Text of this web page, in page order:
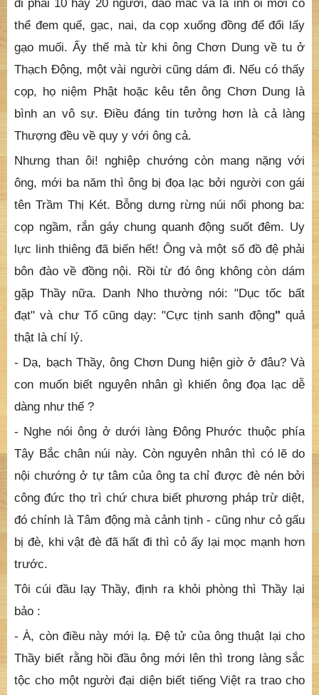
Động, khoảng giữa của dãy Trường Sơn, thuộc quận
Trà Bồng, Quảng Ngãi. Ở đó hằng đêm những rắn to
nhỏ, mầu sắc kỳ dị, đến trước cửa động ngóc đầu
nhìn vào như tuồng để nghe kinh. Kinh dứt, chúng tản
mác hết. Trước kia núi nầy cọp rừng hung dữ, đường
núi không ai dám đi. Chỉ có làng Thượng ở đó, mỗi khi
đi phải 10 hay 20 người, dáo mác và la inh ỏi mới có
thể đem quế, gạc, nai, da cọp xuống đồng để đổi lấy
gạo muối. Ấy thế mà từ khi ông Chơn Dung về tu ở
Thạch Động, một vài người cũng dám đi. Nếu có thấy
cọp, họ niệm Phật hoặc kêu tên ông Chơn Dung là
bình an vô sự. Điều đáng tin tưởng hơn là cả làng
Thượng đều về quy y với ông cả.
Nhưng than ôi! nghiệp chướng còn mang nặng với
ông, mới ba năm thì ông bị đọa lạc bởi người con gái
tên Trầm Thị Két. Bỗng dưng rừng núi nổi phong ba:
cọp ngầm, rắn gáy chung quanh động suốt đêm. Uy
lực linh thiêng đã biến hết! Ông và một số đồ đệ phải
bôn đào về đồng nội. Rồi từ đó ông không còn dám
gặp Thầy nữa. Danh Nho thường nói: "Dục tốc bất
đạt" và chư Tổ cũng dạy: "Cực tịnh sanh động "quả
thật là chí lý.
- Dạ, bạch Thầy, ông Chơn Dung hiện giờ ở đâu? Và
con muốn biết nguyên nhân gì khiến ông đọa lạc dễ
dàng như thế ?
- Nghe nói ông ở dưới làng Đông Phước thuộc phía
Tây Bắc chân núi này. Còn nguyên nhân thì có lẽ do
nội chướng ở tự tâm của ông ta chỉ được đè nén bởi
công đức thọ trì chứ chưa biết phương pháp trừ diệt,
đó chính là Tâm động mà cảnh tịnh - cũng như cỏ gấu
bị đè, khi vật đè đã hất đi thì cỏ ấy lại mọc mạnh hơn